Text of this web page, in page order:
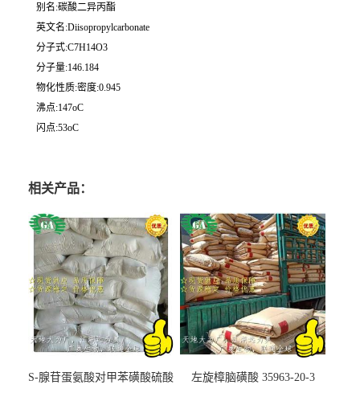
别名:碳酸二异丙酯
英文名:Diisopropylcarbonate
分子式:C7H14O3
分子量:146.184
物化性质:密度:0.945
沸点:147oC
闪点:53oC
相关产品：
S-腺苷蛋氨酸对甲苯磺酸硫酸
左旋樟脑磺酸 35963-20-3